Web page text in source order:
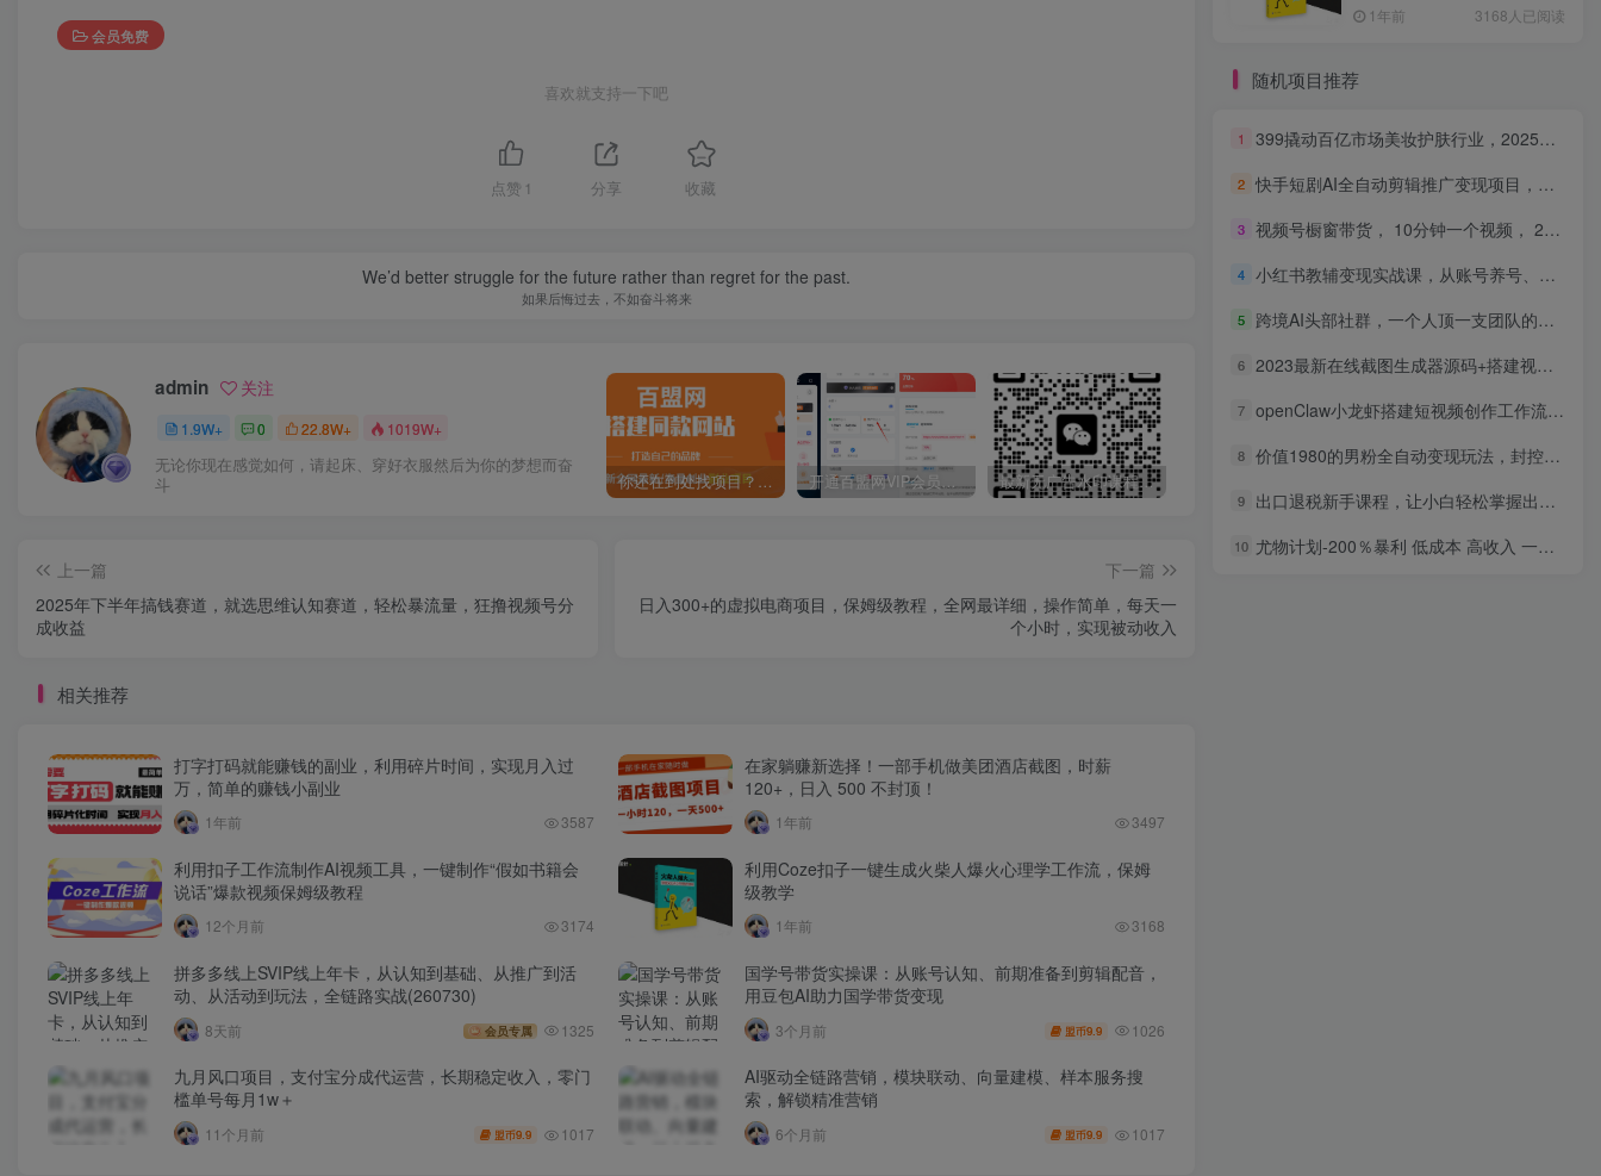
会员免费
喜欢就支持一下吧
点赞 1 分享 收藏
We’d better struggle for the future rather than regret for the past.
如果后悔过去，不如奋斗将来
admin 关注
1.9W+ 0 22.8W+ 1019W+
无论你现在感觉如何，请起床、穿好衣服然后为你的梦想而奋
斗
你还在到处找项目？还在当韭菜？我靠卖项目一个月收入5万+，曾经我也是个失败者。 最新无广告水印课程资源 长期更新
上一篇
2025年下半年搞钱赛道，就选思维认知赛道，轻松暴流量，狂撸视频号分
成收益
下一篇
日入300+的虚拟电商项目，保姆级教程，全网最详细，操作简单，每天一
个小时，实现被动收入
相关推荐
打字打码就能赚钱的副业，利用碎片时间，实现月入过
万，简单的赚钱小副业
1年前 3587
在家躺赚新选择！一部手机做美团酒店截图，时薪
120+，日入 500 不封顶！
1年前 3497
利用扣子工作流制作AI视频工具，一键制作“假如书籍会
说话”爆款视频保姆级教程
12个月前 3174
利用Coze扣子一键生成火柴人爆火心理学工作流，保姆
级教学
1年前 3168
拼多多线上SVIP线上年卡，从认知到基础、从推广到活
动、从活动到玩法，全链路实战(260730)
8天前 会员专属 1325
国学号带货实操课：从账号认知、前期准备到剪辑配音，
用豆包AI助力国学带货变现
3个月前 盟币9.9 1026
九月风口项目，支付宝分成代运营，长期稳定收入，零门
槛单号每月1w＋
11个月前 盟币9.9 1017
AI驱动全链路营销，模块联动、向量建模、样本服务搜
索，解锁精准营销
6个月前 盟币9.9 1017
1年前 3168人已阅读
随机项目推荐
1 399撬动百亿市场美妆护肤行业，2025年风口项目，宝妈，自由职业者必选项目
2 快手短剧AI全自动剪辑推广变现项目，单账号日收益保底10+
3 视频号橱窗带货， 10分钟一个视频， 2份收益，日入1000+
4 小红书教辅变现实战课，从账号养号、爆款内容创作到私域转化，单月盈利可达2-5万元
5 跨境AI头部社群，一个人顶一支团队的时代真正的开始了，分享跨境AI前沿，可落地的实战经验(更新3月)
6 2023最新在线截图生成器源码+搭建视频教程，支持电脑和手机端在线制作生成
7 openClaw小龙虾搭建短视频创作工作流，打造视频创作数字员工
8 价值1980的男粉全自动变现玩法，封控率最低，无脑过原创
9 出口退税新手课程，让小白轻松掌握出口退税技能
10 尤物计划-200％暴利 低成本 高收入 一部手机即可操作